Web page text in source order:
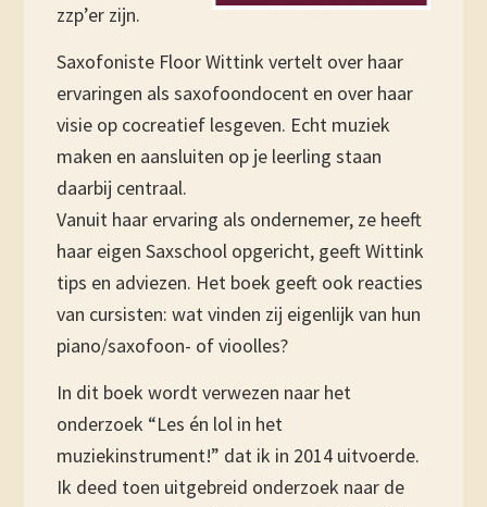
zzp’er zijn.
Saxofoniste Floor Wittink vertelt over haar
ervaringen als saxofoondocent en over haar
visie op cocreatief lesgeven. Echt muziek
maken en aansluiten op je leerling staan
daarbij centraal.
Vanuit haar ervaring als ondernemer, ze heeft
haar eigen Saxschool opgericht, geeft Wittink
tips en adviezen. Het boek geeft ook reacties
van cursisten: wat vinden zij eigenlijk van hun
piano/saxofoon- of vioolles?
In dit boek wordt verwezen naar het
onderzoek “Les én lol in het
muziekinstrument!” dat ik in 2014 uitvoerde.
Ik deed toen uitgebreid onderzoek naar de